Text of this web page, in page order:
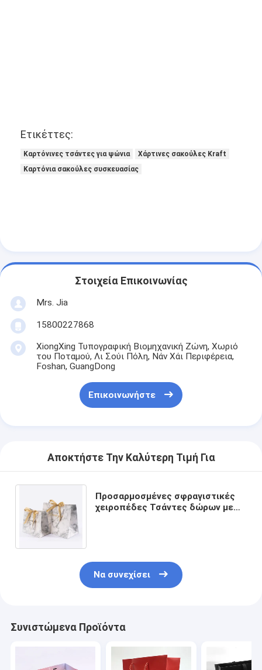
Ετικέττες:
Καρτόνινες τσάντες για ψώνια
Χάρτινες σακούλες Kraft
Καρτόνια σακούλες συσκευασίας
Στοιχεία Επικοινωνίας
Mrs. Jia
15800227868
XiongXing Τυπογραφική Βιομηχανική Ζώνη, Χωριό
του Ποταμού, Λι Σούι Πόλη, Νάν Χάι Περιφέρεια,
Foshan, GuangDong
Επικοινωνήστε
Αποκτήστε Την Καλύτερη Τιμή Για
Προσαρμοσμένες σφραγιστικές
χειροπέδες Τσάντες δώρων με
Να συνεχίσει
Συνιστώμενα Προϊόντα